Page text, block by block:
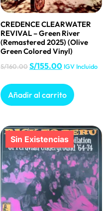
CREDENCE CLEARWATER
REVIVAL – Green River
(Remastered 2025) (Olive
Green Colored Vinyl)
S/160.00S/155.00 IGV Incluido
Añadir al carrito